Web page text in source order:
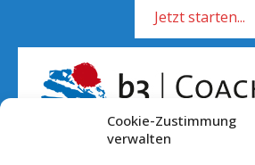
Cookie-Zustimmung
verwalten
Jetzt starten...